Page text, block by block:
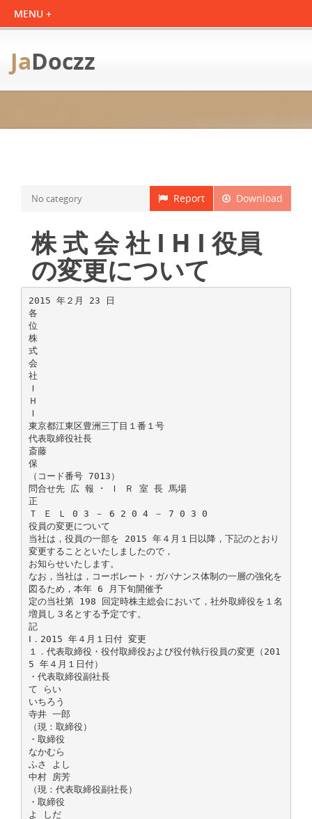
JaDoczz
Download
Report
No category
株 式 会 社 I H I 役員
の変更について
2015 年２月 23 日
各
位
株
式
会
社
Ｉ
Ｈ
Ｉ
東京都江東区豊洲三丁目１番１号
代表取締役社長
斎藤
保
（コード番号 7013）
問合せ先 広 報 ･ Ｉ Ｒ 室 長 馬場
正
Ｔ Ｅ Ｌ 0 3 － 6 2 0 4 － 7 0 3 0
役員の変更について
当社は，役員の一部を 2015 年４月１日以降，下記のとおり
変更することといたしましたので，
お知らせいたします。
なお，当社は，コーポレート・ガバナンス体制の一層の強化を
図るため，本年 6 月下旬開催予
定の当社第 198 回定時株主総会において，社外取締役を１名
増員し３名とする予定です。
記
Ⅰ．2015 年４月１日付 変更
１．代表取締役・役付取締役および役付執行役員の変更（201
5 年４月１日付）
・代表取締役副社長
て らい
いちろう
寺井 一郎
（現：取締役）
・取締役
なかむら
ふさ よし
中村 房芳
（現：代表取締役副社長）
・取締役
よ しだ